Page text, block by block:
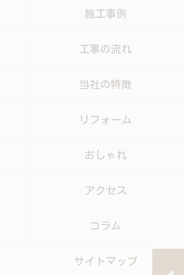
施工事例
工事の流れ
当社の特徴
リフォーム
おしゃれ
アクセス
コラム
サイトマップ